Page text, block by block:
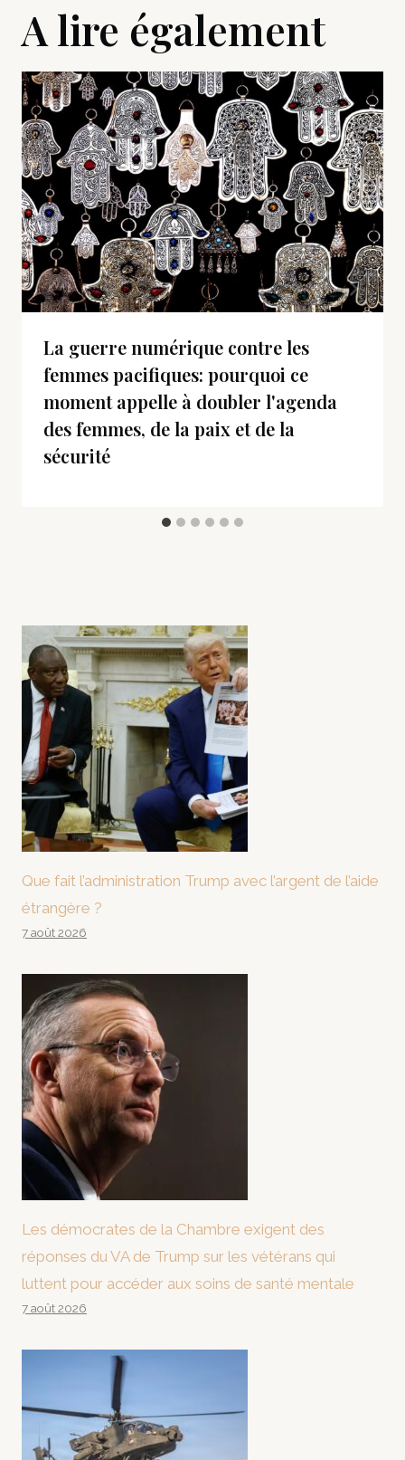
A lire également
La guerre numérique contre les
femmes pacifiques: pourquoi ce
moment appelle à doubler l'agenda
des femmes, de la paix et de la
sécurité
Que fait l’administration Trump avec l’argent de l’aide
étrangère ?
7 août 2026
Les démocrates de la Chambre exigent des
réponses du VA de Trump sur les vétérans qui
luttent pour accéder aux soins de santé mentale
7 août 2026